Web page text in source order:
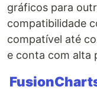
gráficos para
compatibilidade
compatível até
e conta com alta